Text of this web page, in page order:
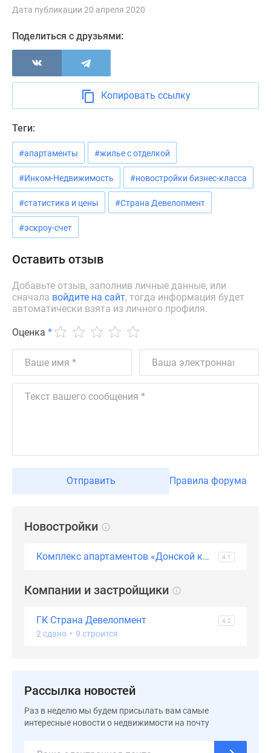
Аналитика
Покупателю
Экспертиза
новостроек
Эксперты
авторы
Контакты
Реклама
сайте
Дзен
Машино-
места
Апартаменты
#траншевая
ипотека
#рассрочка
ипотека
скидками
новостроек
реновации
Новостройки
бизнес-
Рассрочка
Дата публикации 20 апреля 2020
Поделиться с друзьями:
Копировать ссылку
Теги:
#апартаменты #жилье с отделкой
#Инком-Недвижимость #новостройки бизнес-класса
#статистика и цены #Страна Девелопмент
#эскроу-счет
Оставить отзыв
Добавьте отзыв, заполнив личные данные, или
сначала войдите на сайт, тогда информация будет
автоматически взята из личного профиля.
Оценка *
Отправить Правила форума
Новостройки
Комплекс апартаментов «Донской квартал» 4.1
Компании и застройщики
ГК Страна Девелопмент 4.2
2 сдано • 9 строится
Рассылка новостей
Раз в неделю мы будем присылать вам самые
интересные новости о недвижимости на почту